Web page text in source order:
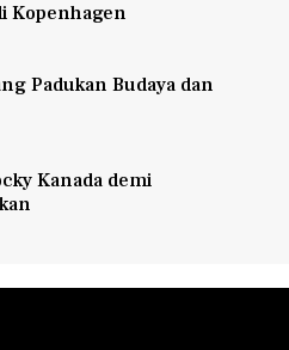
Kopenhagen
Padukan Budaya dan
Kanada demi